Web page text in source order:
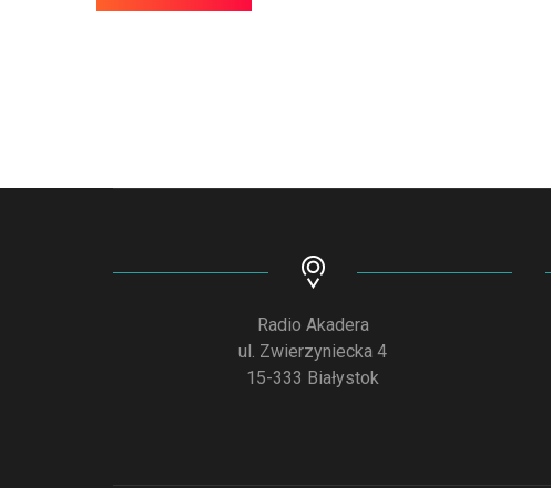
Radio Akadera
ul. Zwierzyniecka 4
15-333 Białystok